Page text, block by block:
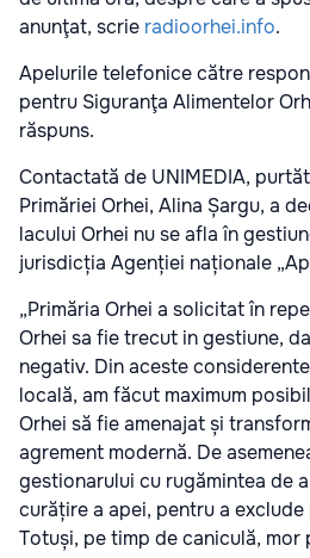
anunţat, scrie radioorhei.info.
Apelurile telefonice către
pentru Siguranţa Alimentelor
răspuns.
Contactată de UNIMEDIA,
Primăriei Orhei, Alina Șargu, a
lacului Orhei nu se afla în
jurisdicția Agenției naționale
„Primăria Orhei a solicitat în
Orhei sa fie trecut in gestiune,
negativ. Din aceste
locală, am făcut maximum
Orhei să fie amenajat și
agrement modernă. De
gestionarului cu rugămintea de
curățire a apei, pentru a
Totuși, pe timp de caniculă, mor